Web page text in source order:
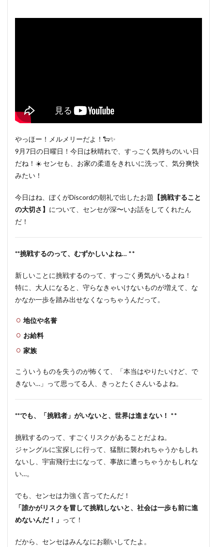
やっほー！メルメリーだよ！🐑✨
9月7日の日曜日！今日は秋晴れで、すっごく気持ちのいい日
だね！☀️ センセも、お家の柔道をきれいに洗って、気分爽快
みたい！
今日はね、ぼくがDiscordの朝礼で出したお題 【挑戦すること
の大切さ】 について、センセが深〜いお話をしてくれたん
だ！
**挑戦するのって、むずかしいよね… **
新しいことに挑戦するのって、すっごく勇気がいるよね！
特に、大人になると、守らなきゃいけないものが増えて、な
かなか一歩を踏み出せなくなっちゃうんだって。
地位や名誉
お給料
家族
こういうものを失うのが怖くて、「本当はやりたいけど、で
きない…」って思ってる人、きっとたくさんいるよね。
**でも、「挑戦者」がいないと、世界は進まない！ **
挑戦するのって、すごくリスクがあることだよね。
ジャングルに宝探しに行って、猛獣に襲われちゃうかもしれ
ないし、宇宙飛行士になって、事故に遭っちゃうかもしれな
い…。
でも、センセは力強く言ってたんだ！
「誰かがリスクを冒して挑戦しないと、社会は一歩も前に進
めないんだ！」 って！
だから、センセはみんなにお願いしてたよ。